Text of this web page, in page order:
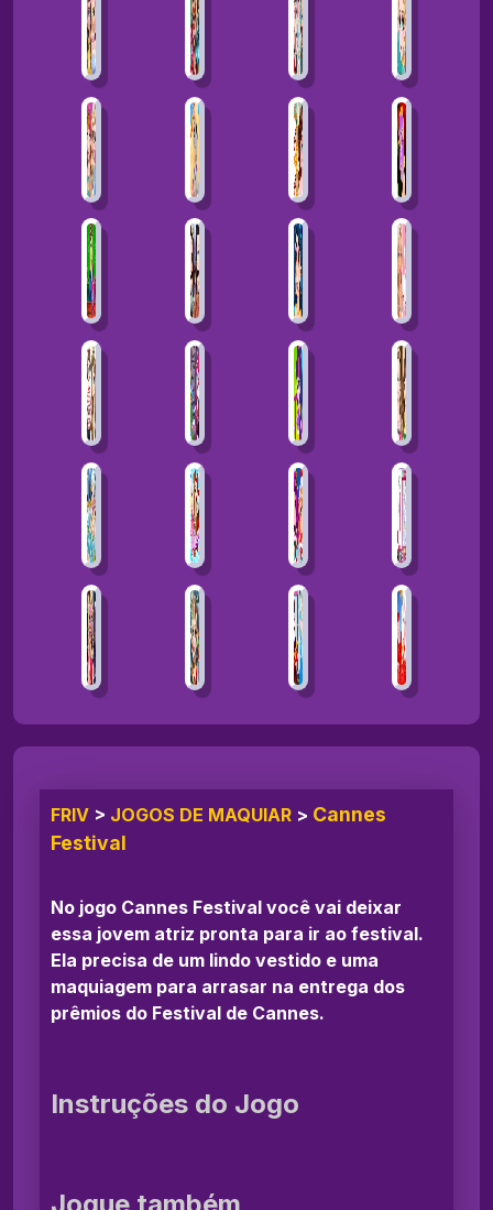
FRIV > JOGOS DE MAQUIAR > Cannes
Festival
No jogo Cannes Festival você vai deixar
essa jovem atriz pronta para ir ao festival.
Ela precisa de um lindo vestido e uma
maquiagem para arrasar na entrega dos
prêmios do Festival de Cannes.
Instruções do Jogo